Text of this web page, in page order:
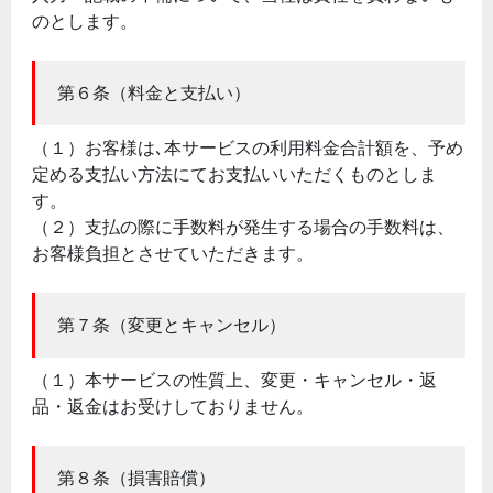
のとします。
第６条（料金と支払い）
（１）お客様は､本サービスの利用料金合計額を、予め
定める支払い方法にてお支払いいただくものとしま
す。
（２）支払の際に手数料が発生する場合の手数料は、
お客様負担とさせていただきます。
第７条（変更とキャンセル）
（１）本サービスの性質上、変更・キャンセル・返
品・返金はお受けしておりません。
第８条（損害賠償）